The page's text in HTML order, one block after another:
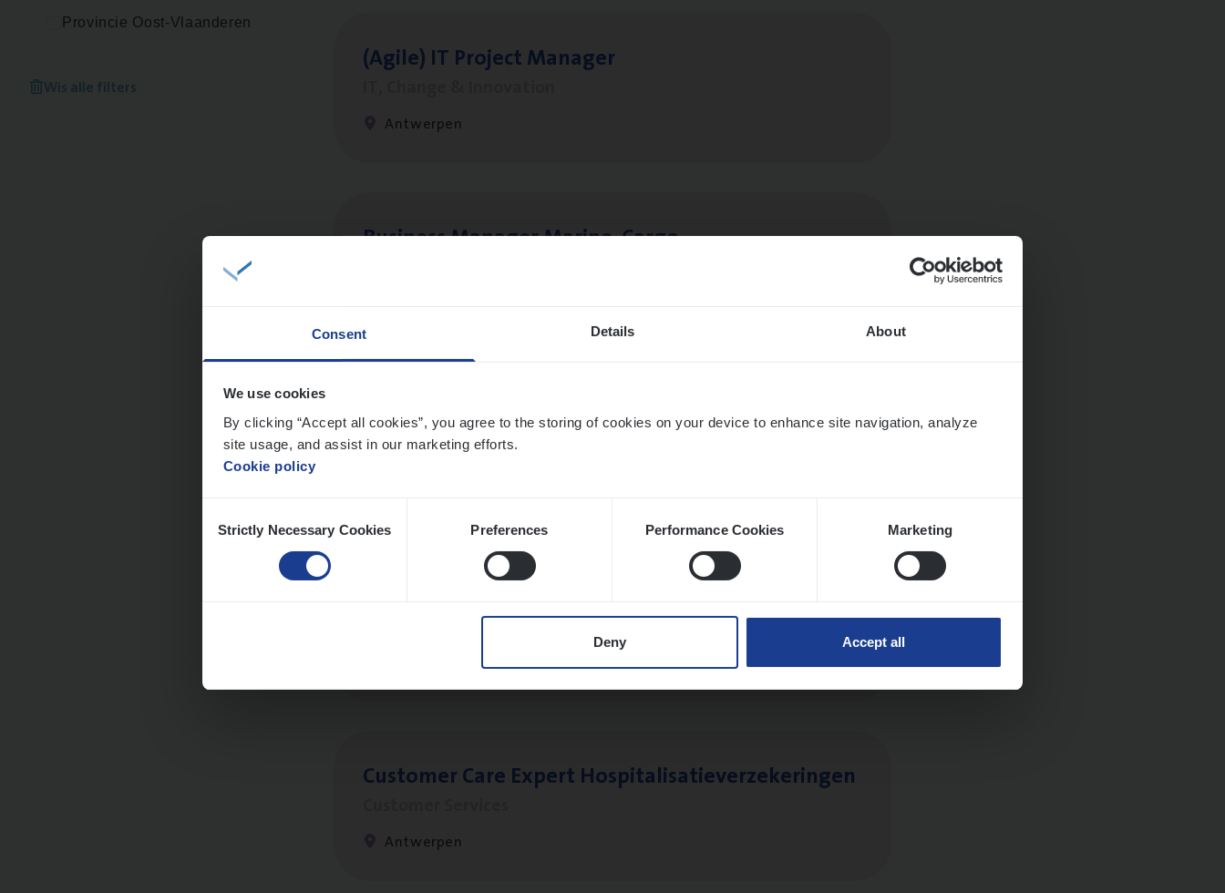
Consent Details About
We use cookies
By clicking “Accept all cookies”, you agree to the storing of cookies on your device to enhance site navigation, analyze
site usage, and assist in our marketing efforts.
Cookie policy
Selection
Strictly Necessary Cookies Preferences Performance Cookies Marketing
Deny Accept all
Provincie Oost-Vlaanderen
Wis alle filters
(Agi­le) IT Pro­ject Manager
Antwerpen
Busi­ness Mana­ger Mari­ne Cargo
Scha­de Expert Fleet
Claims Management
Sales Management
Cus­to­mer Care Expert Hospitalisatieverzekeringen
Antwerpen